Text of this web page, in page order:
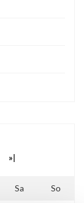
»|
Sa So